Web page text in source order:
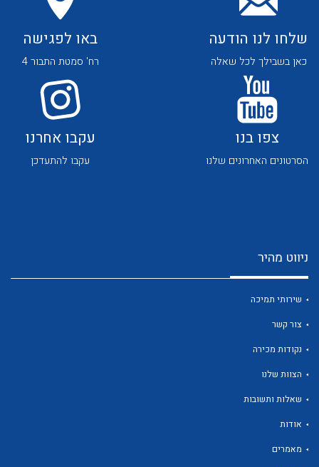
לכל מוצרי היצרן לכל מוצרי היצרן
לכל מוצרי היצרן
שלחו לנו הודעה
כאן בשבילך לכל שאלה
באו לפגישה
רח' סמטת התבור 4
צפו בנו
הסרטונים האחרונים שלנו
עקבו אחרנו
עקבו להתעדכן
ניווט מהיר
שירותי תמיכה
צור קשר
נקודות מכירה
הצוות שלנו
שאלות ותשובות
אודות
מאמרים